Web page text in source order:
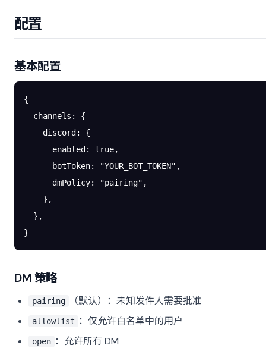
配置
基本配置
{
  channels
: {
    discord
: {
      enabled
: true,
      botToken
: "YOUR_BOT_TOKEN" ,
      dmPolicy
: "pairing" ,
    },
  },
}
DM 策略
pairing （默认）：未知发件人需要批准
allowlist ：仅允许白名单中的用户
open ：允许所有 DM